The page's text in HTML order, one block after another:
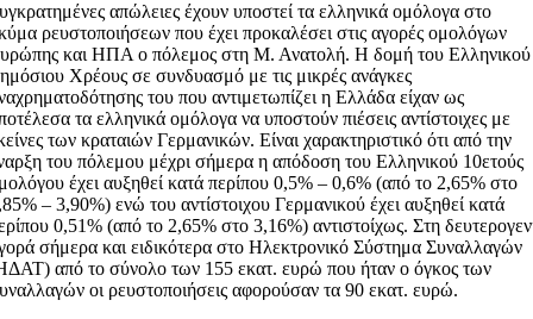
απώλειες έχουν υποστεί τα ελληνικά ομόλογα στο
ρευστοποιήσεων που έχει προκαλέσει στις αγορές ομολόγων
και ΗΠΑ ο πόλεμος στη Μ. Ανατολή. Η δομή του Ελληνικού
Χρέους σε συνδυασμό με τις μικρές ανάγκες
του που αντιμετωπίζει η Ελλάδα είχαν ως
τα ελληνικά ομόλογα να υποστούν πιέσεις αντίστοιχες με
των κραταιών Γερμανικών. Είναι χαρακτηριστικό ότι από την
του πόλεμου μέχρι σήμερα η απόδοση του Ελληνικού 10ετούς
έχει αυξηθεί κατά περίπου 0,5% – 0,6% (από το 2,65% στο
– 3,90%) ενώ του αντίστοιχου Γερμανικού έχει αυξηθεί κατά
0,51% (από το 2,65% στο 3,16%) αντιστοίχως. Στη
σήμερα και ειδικότερα στο Ηλεκτρονικό Σύστημα Συναλλαγών
από το σύνολο των 155 εκατ. ευρώ που ήταν ο όγκος των
οι ρευστοποιήσεις αφορούσαν τα 90 εκατ. ευρώ.